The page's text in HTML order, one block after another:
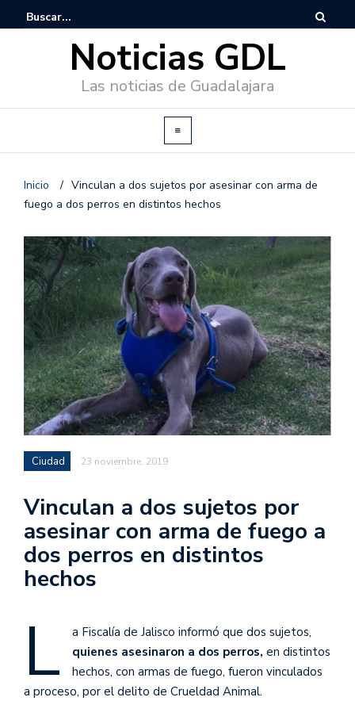
Noticias GDL
Las noticias de Guadalajara
Inicio / Vinculan a dos sujetos por asesinar con arma de
fuego a dos perros en distintos hechos
Ciudad 23 noviembre, 2019
Vinculan a dos sujetos por
asesinar con arma de fuego a
dos perros en distintos
hechos
L
a Fiscalía de Jalisco informó que dos sujetos,
quienes asesinaron a dos perros, en distintos
hechos, con armas de fuego, fueron vinculados
a proceso, por el delito de Crueldad Animal.